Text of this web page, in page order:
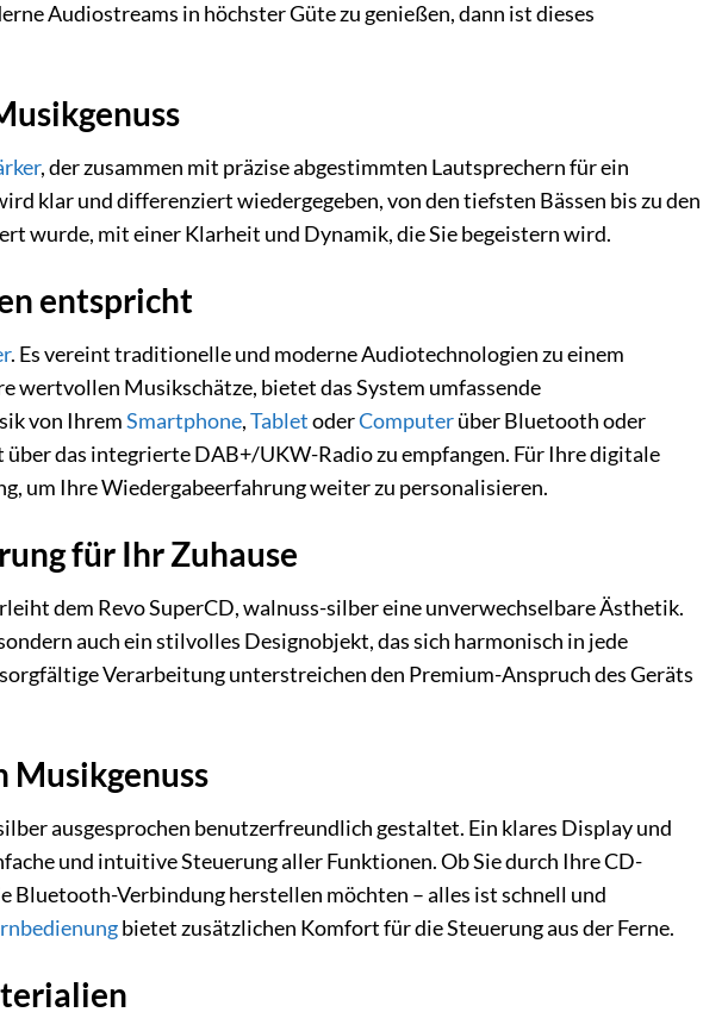
Audiostreams in höchster Güte zu genießen, dann ist dieses
, der zusammen mit präzise abgestimmten Lautsprechern für ein
klar und differenziert wiedergegeben, von den tiefsten Bässen bis zu den
wurde, mit einer Klarheit und Dynamik, die Sie begeistern wird.
entspricht
. Es vereint traditionelle und moderne Audiotechnologien zu einem
wertvollen Musikschätze, bietet das System umfassende
von IhremSmartphone,TabletoderComputerüber Bluetooth oder
das integrierte DAB+/UKW-Radio zu empfangen. Für Ihre digitale
um Ihre Wiedergabeerfahrung weiter zu personalisieren.
für Ihr Zuhause
dem Revo SuperCD, walnuss-silber eine unverwechselbare Ästhetik.
auch ein stilvolles Designobjekt, das sich harmonisch in jede
Verarbeitung unterstreichen den Premium-Anspruch des Geräts
ausgesprochen benutzerfreundlich gestaltet. Ein klares Display und
und intuitive Steuerung aller Funktionen. Ob Sie durch Ihre CD-
Bluetooth-Verbindung herstellen möchten – alles ist schnell und
bietet zusätzlichen Komfort für die Steuerung aus der Ferne.